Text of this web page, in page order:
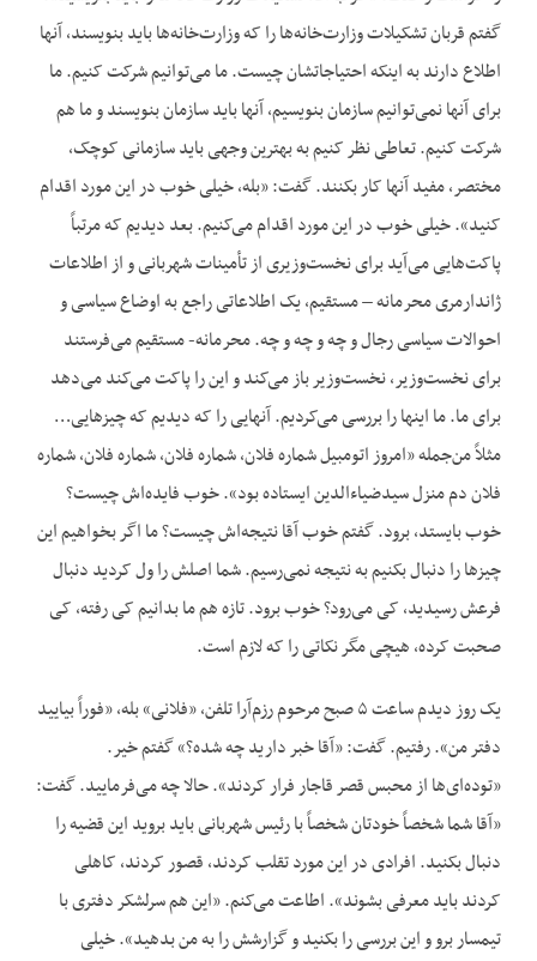
گفتم قربان تشکیلات وزارت‌خانه‌ها را که وزارت‌خانه‌ها باید بنویسند، آنها
اطلاع دارند به اینکه احتیاجاتشان چیست. ما می‌توانیم شرکت کنیم. ما
برای آنها نمی‌توانیم سازمان بنویسیم، آنها باید سازمان بنویسند و ما هم
شرکت کنیم. تعاطی نظر کنیم به بهترین وجهی باید سازمانی کوچک،
مختصر، مفید آنها کار بکنند. گفت: «بله، خیلی خوب در این مورد اقدام
کنید». خیلی خوب در این مورد اقدام می‌کنیم. بعد دیدیم که مرتباً
پاکت‌هایی می‌آید برای نخست‌وزیری از تأمینات شهربانی و از اطلاعات
ژاندارمری محرمانه – مستقیم، یک اطلاعاتی راجع به اوضاع سیاسی و
احوالات سیاسی رجال و چه و چه و چه. محرمانه- مستقیم می‌فرستند
برای نخست‌وزیر، نخست‌وزیر باز می‌کند و این را پاکت می‌کند می‌دهد
برای ما. ما اینها را بررسی می‌کردیم. آنهایی را که دیدیم که چیزهایی…
مثلاً من‌جمله «امروز اتومبیل شماره فلان، شماره فلان، شماره فلان، شماره
فلان دم منزل سیدضیاءالدین ایستاده بود». خوب فایده‌اش چیست؟
خوب بایستد، برود. گفتم خوب آقا نتیجه‌اش چیست؟ ما اگر بخواهیم این
چیزها را دنبال بکنیم به نتیجه نمی‌رسیم. شما اصلش را ول کردید دنبال
فرعش رسیدید، کی می‌رود؟ خوب برود. تازه هم ما بدانیم کی رفته، کی
صحبت کرده، هیچی مگر نکاتی را که لازم است.
یک روز دیدم ساعت ۵ صبح مرحوم رزم‌آرا تلفن، «فلانی» بله، «فوراً بیایید
دفتر من». رفتیم. گفت: «آقا خبر دارید چه شده؟» گفتم خیر.
«توده‌ای‌ها از محبس قصر قاجار فرار کردند». حالا چه می‌فرمایید. گفت:
«آقا شما شخصاً خودتان شخصاً با رئیس شهربانی باید بروید این قضیه را
دنبال بکنید. افرادی در این مورد تقلب کردند، قصور کردند، کاهلی
کردند باید معرفی بشوند». اطاعت می‌کنم. «این هم سرلشکر دفتری با
تیمسار برو و این بررسی را بکنید و گزارشش را به من بدهید». خیلی